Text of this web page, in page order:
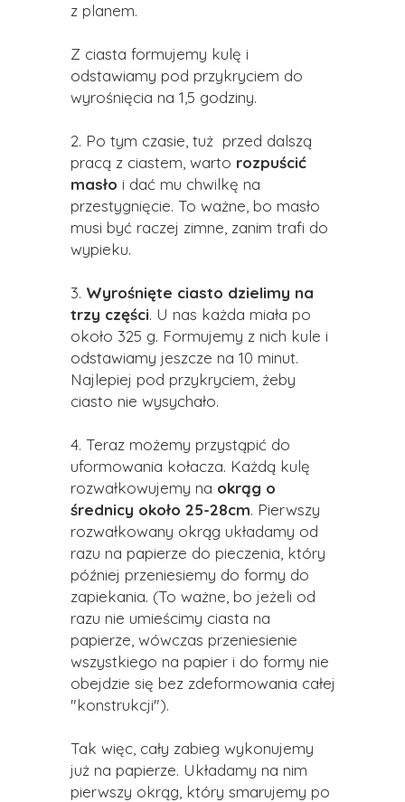
z planem.
Z ciasta formujemy kulę i
odstawiamy pod przykryciem do
wyrośnięcia na 1,5 godziny.
2. Po tym czasie, tuż przed dalszą
pracą z ciastem, warto rozpuścić
masło i dać mu chwilkę na
przestygnięcie. To ważne, bo masło
musi być raczej zimne, zanim trafi do
wypieku.
3. Wyrośnięte ciasto dzielimy na
trzy części. U nas każda miała po
około 325 g. Formujemy z nich kule i
odstawiamy jeszcze na 10 minut.
Najlepiej pod przykryciem, żeby
ciasto nie wysychało.
4. Teraz możemy przystąpić do
uformowania kołacza. Każdą kulę
rozwałkowujemy na okrąg o
średnicy około 25-28cm. Pierwszy
rozwałkowany okrąg układamy od
razu na papierze do pieczenia, który
później przeniesiemy do formy do
zapiekania. (To ważne, bo jeżeli od
razu nie umieścimy ciasta na
papierze, wówczas przeniesienie
wszystkiego na papier i do formy nie
obejdzie się bez zdeformowania całej
"konstrukcji").
Tak więc, cały zabieg wykonujemy
już na papierze. Układamy na nim
pierwszy okrąg, który smarujemy po